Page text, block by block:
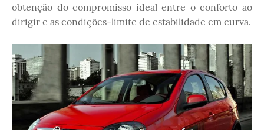
obtenção do compromisso ideal entre o conforto ao
dirigir e as condições-limite de estabilidade em curva.